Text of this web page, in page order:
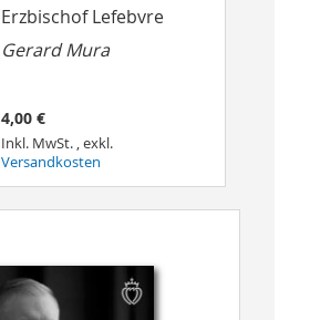
Erzbischof Lefebvre
Gerard Mura
4,00 €
Inkl. MwSt. ,exkl.
Versandkosten